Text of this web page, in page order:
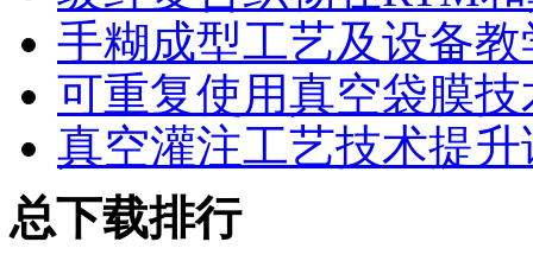
手糊成型工艺及设备
可重复使用真空袋膜
真空灌注工艺技术提升
总下载排行